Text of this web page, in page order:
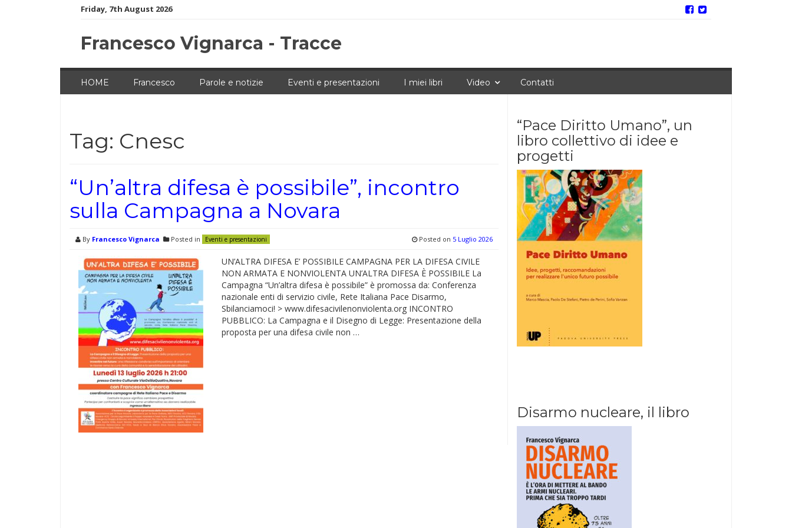
Friday, 7th August 2026
Francesco Vignarca - Tracce
HOME Francesco Parole e notizie Eventi e presentazioni I miei libri Video Contatti
Tag: Cnesc
“Un’altra difesa è possibile”, incontro
sulla Campagna a Novara
By Francesco Vignarca Posted in Eventi e presentazioni Posted on 5 Luglio 2026
UN’ALTRA DIFESA E’ POSSIBILE CAMPAGNA PER LA DIFESA CIVILE
NON ARMATA E NONVIOLENTA UN’ALTRA DIFESA È POSSIBILE La
Campagna “Un’altra difesa è possibile” è promossa da: Conferenza
nazionale enti di servizio civile, Rete Italiana Pace Disarmo,
Sbilanciamoci! > www.difesacivilenonviolenta.org INCONTRO
PUBBLICO: La Campagna e il Disegno di Legge: Presentazione della
proposta per una difesa civile non …
“Pace Diritto Umano”, un
libro collettivo di idee e
progetti
Disarmo nucleare, il libro